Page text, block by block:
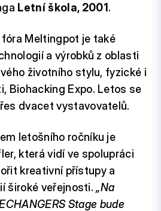
Letní škola, 2001 .
Meltingpot je také
a výrobků z oblasti
životního stylu, fyzické i
Biohacking Expo. Letos se
dvacet vystavovatelů.
letošního ročníku je
která vidí ve spolupráci
kreativní přístupy a
široké veřejnosti.„Na
Stage bude